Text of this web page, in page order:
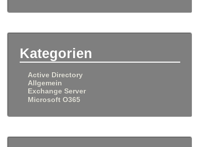
Kategorien
Active Directory
Allgemein
Exchange Server
Microsoft O365